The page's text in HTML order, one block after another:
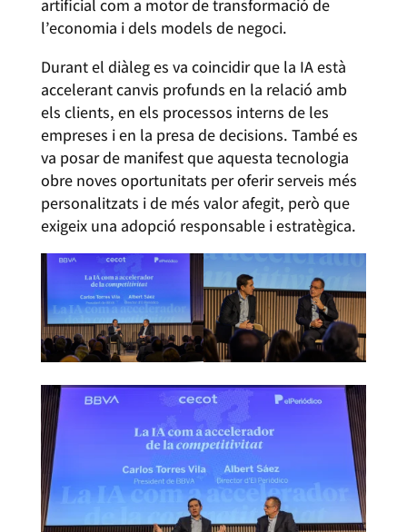
artificial com a motor de transformació de
l’economia i dels models de negoci.
Durant el diàleg es va coincidir que la IA està
accelerant canvis profunds en la relació amb
els clients, en els processos interns de les
empreses i en la presa de decisions. També es
va posar de manifest que aquesta tecnologia
obre noves oportunitats per oferir serveis més
personalitzats i de més valor afegit, però que
exigeix una adopció responsable i estratègica.